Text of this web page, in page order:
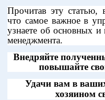
Прочитав эту статью,
что самое важное в
узнаете об основных
менеджмента.
Внедряйте
повышайте
Удачи вам в
хозяином